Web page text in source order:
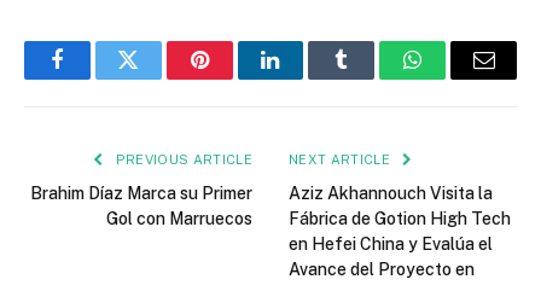
FacebookTwitter PinterestLinkedInTumblr WhatsAppEmail
PREVIOUS ARTICLE
Brahim Díaz Marca su Primer
Gol con Marruecos
NEXT ARTICLE
Aziz Akhannouch Visita la
Fábrica de Gotion High Tech
en Hefei China y Evalúa el
Avance del Proyecto en